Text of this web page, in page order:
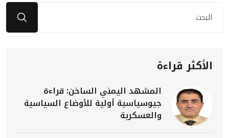
الأكثر قراءة
المشهد اليمني الساخن: قراءة
جيوسياسية أولية للأوضاع السياسية
والعسكرية